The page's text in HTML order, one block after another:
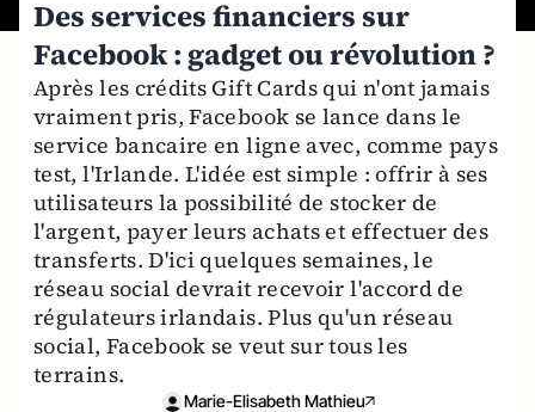
Des services financiers sur
Facebook : gadget ou révolution ?
Après les crédits Gift Cards qui n'ont jamais
vraiment pris, Facebook se lance dans le
service bancaire en ligne avec, comme pays
test, l'Irlande. L'idée est simple : offrir à ses
utilisateurs la possibilité de stocker de
l'argent, payer leurs achats et effectuer des
transferts. D'ici quelques semaines, le
réseau social devrait recevoir l'accord de
régulateurs irlandais. Plus qu'un réseau
social, Facebook se veut sur tous les
terrains.
Marie-Elisabeth Mathieu